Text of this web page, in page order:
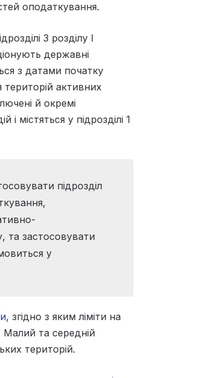
оподаткування.
3 розділу І
державні
з датами початку
територій активних
й окремі
містяться у підрозділі 1
підрозділ
та застосовувати
у
, згідно з яким ліміти на
Малий та середній
територій.